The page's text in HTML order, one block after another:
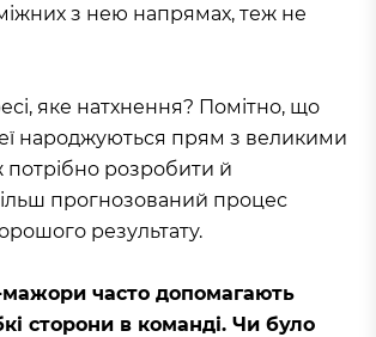
з нею напрямах, теж не
яке натхнення? Помітно, що
народжуються прям з великими
потрібно розробити й
прогнозований процес
результату.
мажори часто допомагають
сторони в команді. Чи було